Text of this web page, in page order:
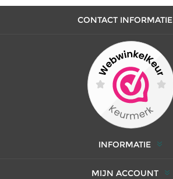
CONTACT INFORMATIE
INFORMATIE
MIJN ACCOUNT